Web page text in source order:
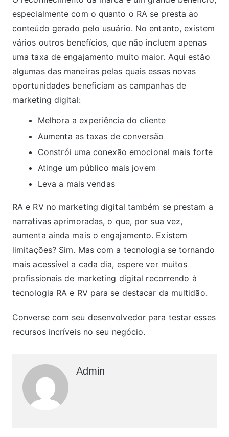
especialmente com o quanto o RA se presta ao
conteúdo gerado pelo usuário. No entanto, existem
vários outros benefícios, que não incluem apenas
uma taxa de engajamento muito maior. Aqui estão
algumas das maneiras pelas quais essas novas
oportunidades beneficiam as campanhas de
marketing digital:
Melhora a experiência do cliente
Aumenta as taxas de conversão
Constrói uma conexão emocional mais forte
Atinge um público mais jovem
Leva a mais vendas
RA e RV no marketing digital também se prestam a
narrativas aprimoradas, o que, por sua vez,
aumenta ainda mais o engajamento. Existem
limitações? Sim. Mas com a tecnologia se tornando
mais acessível a cada dia, espere ver muitos
profissionais de marketing digital recorrendo à
tecnologia RA e RV para se destacar da multidão.
Converse com seu desenvolvedor para testar esses
recursos incríveis no seu negócio.
Admin